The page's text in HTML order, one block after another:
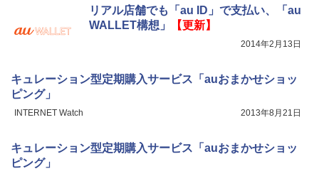
リアル店舗でも「au ID」で支払い、「au
WALLET構想」
【更新】
2014年2月13日
キュレーション型定期購入サービス「auおまかせショッ
ピング」
INTERNET Watch 2013年8月21日
キュレーション型定期購入サービス「auおまかせショッ
ピング」